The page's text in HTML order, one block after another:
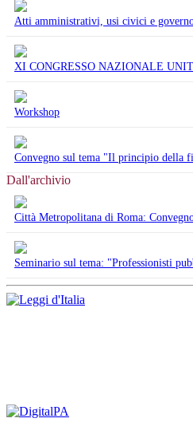
Atti amministrativi, usi civici e
XI CONGRESSO NAZIONALE
Workshop
Convegno sul tema "Il principio della
Dall'archivio
Città Metropolitana di Roma:
Seminario sul tema: "Professionisti